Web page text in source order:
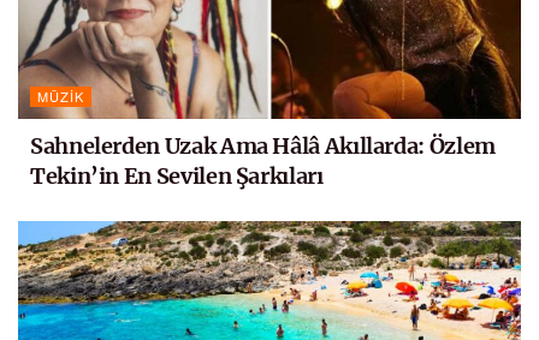
MÜZIK
Sahnelerden Uzak Ama Hâlâ Akıllarda: Özlem
Tekin’in En Sevilen Şarkıları